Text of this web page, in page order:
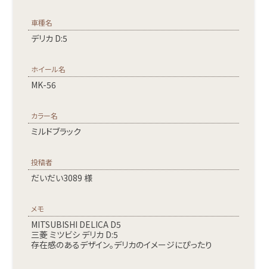
車種名
デリカ D:5
ホイール名
MK-56
カラー名
ミルドブラック
投稿者
だいだい3089 様
メモ
MITSUBISHI DELICA D5
三菱 ミツビシ デリカ D:5
存在感のあるデザイン。デリカのイメージにぴったり